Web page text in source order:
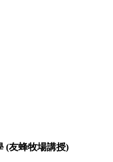
(友蜂牧場講授)